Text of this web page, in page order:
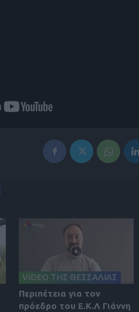
VIDEO ΤΗΣ ΘΕΣΣΑΛΙΑΣ
Περιπέτεια για τον
πρόεδρο του Ε.Κ.Λ Γιάννη